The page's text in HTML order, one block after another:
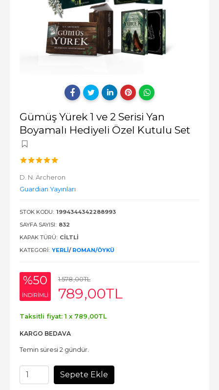
Gümüş Yürek 1 ve 2 Serisi Yan
Boyamalı Hediyeli Özel Kutulu Set
D. N. Archeron
Guardian Yayınları
STOK KODU: 1994344342288993
SAYFA SAYISI: 832
KAPAK TÜRÜ: CİLTLİ
KATEGORI: YERLI/ ROMAN/ÖYKÜ
%50
INDIRIMLI
1.578,00TL
789,00TL
Taksitli fiyat: 1 x 789 ,00TL
KARGO BEDAVA
Temin süresi 2 gündür.
Sepete Ekle